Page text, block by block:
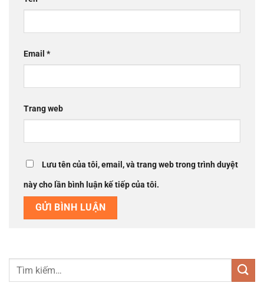
Email *
Trang web
Lưu tên của tôi, email, và trang web trong trình duyệt
này cho lần bình luận kế tiếp của tôi.